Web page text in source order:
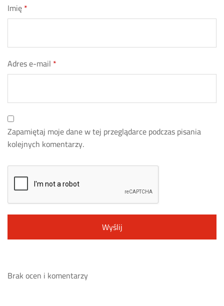
Imię*
Adres e-mail *
Zapamiętaj moje dane w tej przeglądarce podczas pisania
kolejnych komentarzy.
Brak ocen i komentarzy